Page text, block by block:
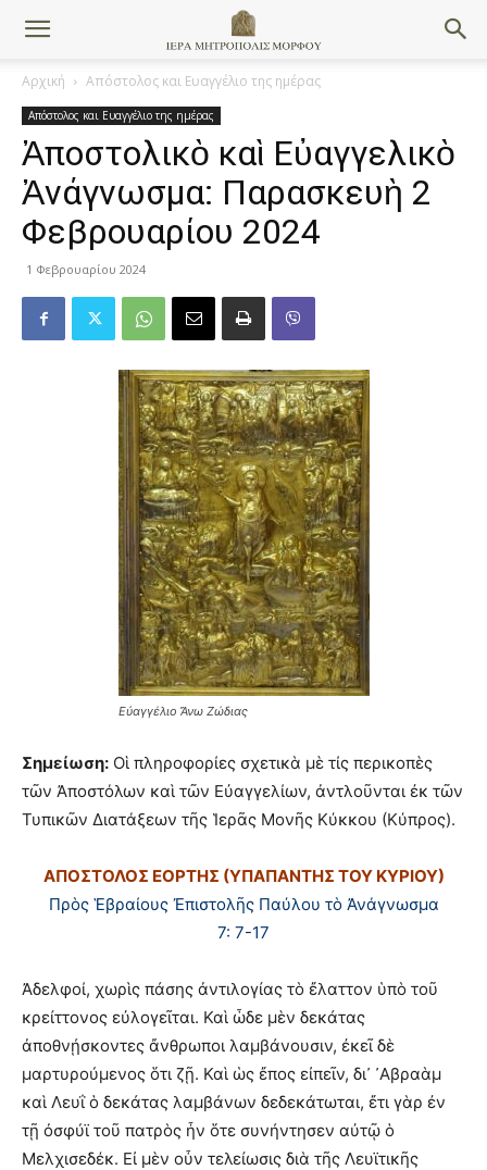
Αρχική Απόστολος και Ευαγγέλιο της ημέρας
Απόστολος και Ευαγγέλιο της ημέρας
Ἀποστολικὸ καὶ Εὐαγγελικὸ
Ἀνάγνωσμα: Παρασκευὴ 2
Φεβρουαρίου 2024
1 Φεβρουαρίου 2024
Εὐαγγέλιο Ἄνω Ζώδιας
Σημείωση: Οἱ πληροφορίες σχετικὰ μὲ τίς περικοπὲς
τῶν Ἀποστόλων καὶ τῶν Εὐαγγελίων, ἀντλοῦνται ἐκ τῶν
Τυπικῶν Διατάξεων τῆς Ἱερᾶς Μονῆς Κύκκου (Κύπρος).
ΑΠΟΣΤΟΛΟΣ ΕΟΡΤΗΣ (ΥΠΑΠΑΝΤΗΣ ΤΟΥ ΚΥΡΙΟΥ)
Πρὸς Ἑβραίους Ἐπιστολῆς Παύλου τὸ Ἀνάγνωσμα
7: 7-17
Ἀδελφοί, χωρὶς πάσης ἀντιλογίας τὸ ἔλαττον ὑπὸ τοῦ
κρείττονος εὐλογεῖται. Καὶ ὧδε μὲν δεκάτας
ἀποθνῄσκοντες ἄνθρωποι λαμβάνουσιν, ἐκεῖ δὲ
μαρτυρούμενος ὅτι ζῇ. Καὶ ὡς ἔπος εἰπεῖν, δι᾽ ᾽Αβραὰμ
καὶ Λευΐ ὁ δεκάτας λαμβάνων δεδεκάτωται, ἔτι γὰρ ἐν
τῇ ὀσφύϊ τοῦ πατρὸς ἦν ὅτε συνήντησεν αὐτῷ ὁ
Μελχισεδέκ. Εἰ μὲν οὖν τελείωσις διὰ τῆς Λευϊτικῆς